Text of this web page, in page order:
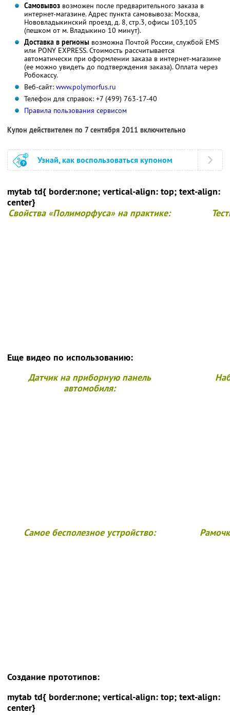
Самовывоз возможен после предварительного заказа в
интернет-магазине. Адрес пункта самовывоза: Москва,
Нововладыкинский проезд, д. 8, стр.3, офисы 103,105
(пешком от м. Владыкино 10 минут).
Доставка в регионы возможна Почтой России, службой EMS
или PONY EXPRESS. Стоимость рассчитывается
автоматически при оформлении заказа в интернет-магазине
(ее можно увидеть до подтверждения заказа). Оплата через
Робокассу.
Веб-сайт: www.polymorfus.ru
Телефон для справок: +7 (499) 763-17-40
Правила пользования сервисом
Купон действителен по 7 сентября 2011 включительно
Узнай, как воспользоваться купоном
mytab td{ border:none; vertical-align: top; text-align:
center}
Свойства «Полиморфуса» на практике:
Еще видео по использованию:
Датчик на приборную панель
автомобиля:
Самое бесполезное устройство:
Создание прототипов:
mytab td{ border:none; vertical-align: top; text-align:
center}